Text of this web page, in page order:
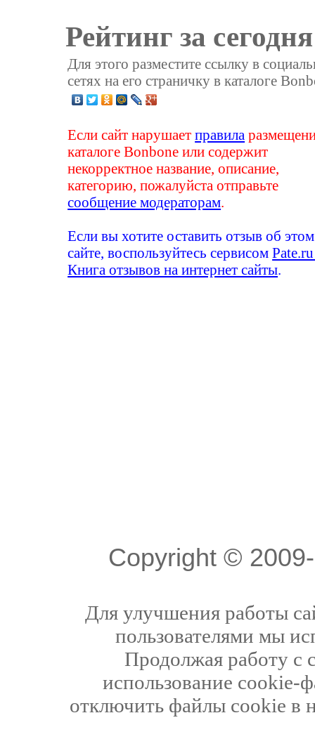
Рейтинг за
Для этого разместите ссылку в
сетях на его страничку в каталоге
Если сайт нарушаетправила
каталоге Bonbone или содержит
некорректное название, описание,
категорию, пожалуйста отправьте
сообщение модераторам
Если вы хотите оставить отзыв об этом
сайте, воспользуйтесь сервисом
Книга отзывов на интернет сайты
Copyright ©
Для улучшения работы
пользователями мы
Продолжая работу с
использование cookie-
отключить файлы cookie в